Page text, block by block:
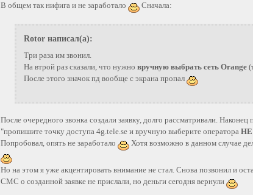
В общем так нифига и не заработало Сначала:
Rotor написал(а):
Три раза им звонил.
На втрой раз сказали, что нужновручную выбрать сеть Orange
После этого значок пд вообще с экрана пропал
После очередного звонка создали заявку, долго рассматривали.
"пропишите точку доступа 4g.tele.se и вручную выберите оператора НЕ
Попробовал, опять не заработало
Хотя возможно в данном случае
Но на этом я уже акцентировать внимание не стал. Снова позвонил и
СМС о созданной заявке не прислали, но деньги сегодня вернули